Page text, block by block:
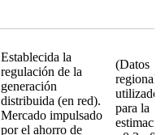
Establecida la
regulación de la
generación
distribuida (en red).
Mercado impulsado
por el ahorro de
(Datos
utilizados
para la